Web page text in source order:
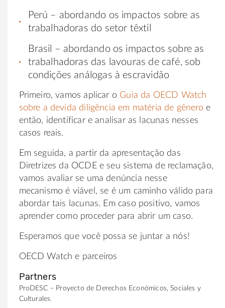
Perú – abordando os impactos sobre as
trabalhadoras do setor têxtil
Brasil – abordando os impactos sobre as
trabalhadoras das lavouras de café, sob
condições análogas à escravidão
Primeiro, vamos aplicar o Guia da OECD Watch
sobre a devida diligência em matéria de gênero e
então, identificar e analisar as lacunas nesses
casos reais.
Em seguida, a partir da apresentação das
Diretrizes da OCDE e seu sistema de reclamação,
vamos avaliar se uma denúncia nesse
mecanismo é viável, se é um caminho válido para
abordar tais lacunas. Em caso positivo, vamos
aprender como proceder para abrir um caso.
Esperamos que você possa se juntar a nós!
OECD Watch e parceiros
Partners
ProDESC – Proyecto de Derechos Económicos, Sociales y
Culturales